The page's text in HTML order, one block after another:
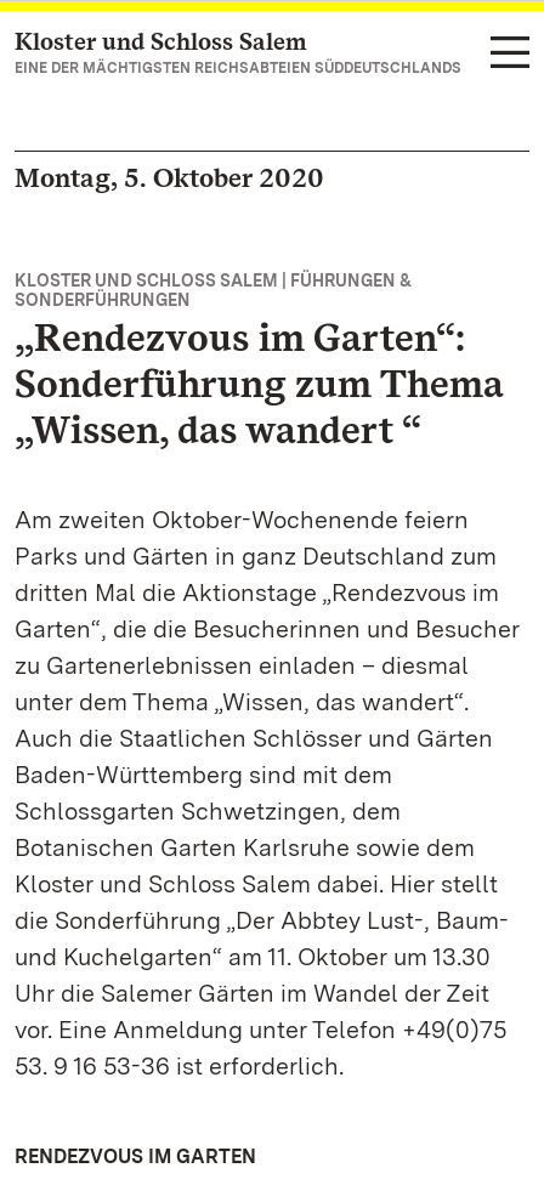
Zum Hauptinhalt springen
Kloster und Schloss Salem
EINE DER MÄCHTIGSTEN REICHSABTEIEN SÜDDEUTSCHLANDS
Montag, 5. Oktober 2020
KLOSTER UND SCHLOSS SALEM | FÜHRUNGEN &
SONDERFÜHRUNGEN
„Rendezvous im Garten“:
Sonderführung zum Thema
„Wissen, das wandert “
Am zweiten Oktober-Wochenende feiern
Parks und Gärten in ganz Deutschland zum
dritten Mal die Aktionstage „Rendezvous im
Garten“, die die Besucherinnen und Besucher
zu Gartenerlebnissen einladen – diesmal
unter dem Thema „Wissen, das wandert“.
Auch die Staatlichen Schlösser und Gärten
Baden-Württemberg sind mit dem
Schlossgarten Schwetzingen, dem
Botanischen Garten Karlsruhe sowie dem
Kloster und Schloss Salem dabei. Hier stellt
die Sonderführung „Der Abbtey Lust-, Baum-
und Kuchelgarten“ am 11. Oktober um 13.30
Uhr die Salemer Gärten im Wandel der Zeit
vor. Eine Anmeldung unter Telefon +49(0)75
53. 9 16 53-36 ist erforderlich.
RENDEZVOUS IM GARTEN